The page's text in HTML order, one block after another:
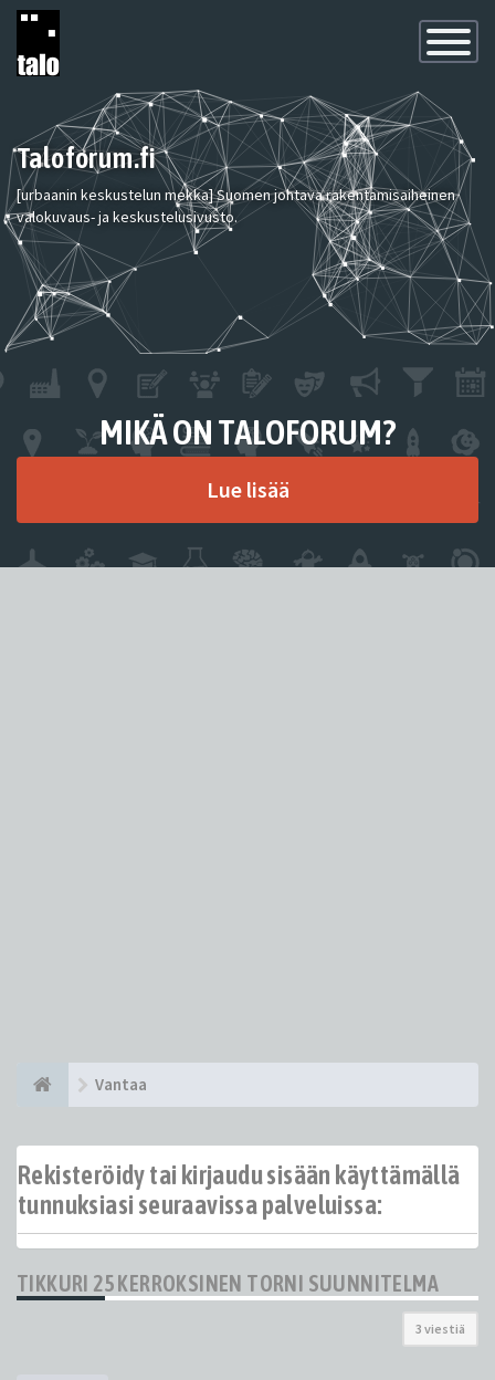
Toggle
Taloforum.fi
[urbaanin keskustelun mekka] Suomen johtava rakentamisaiheinen
valokuvaus- ja keskustelusivusto.
MIKÄ ON TALOFORUM?
Lue lisää
Vantaa
Rekisteröidy tai kirjaudu sisään käyttämällä
tunnuksiasi seuraavissa palveluissa:
TIKKURI 25 KERROKSINEN TORNI SUUNNITELMA
3 viestiä